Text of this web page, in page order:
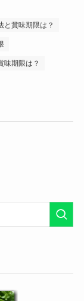
と賞味期限は？
味期限は？